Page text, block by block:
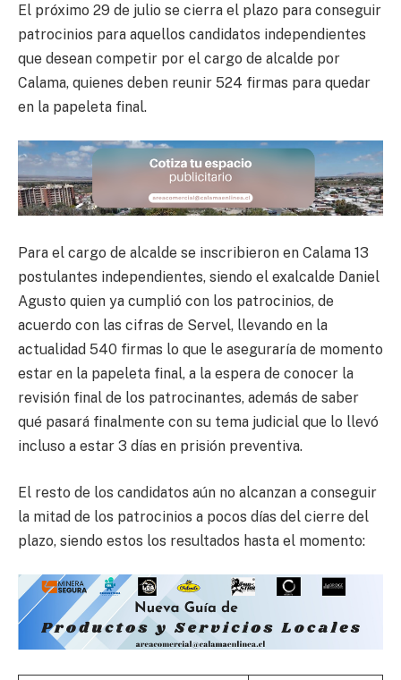
El próximo 29 de julio se cierra el plazo para conseguir
patrocinios para aquellos candidatos independientes
que desean competir por el cargo de alcalde por
Calama, quienes deben reunir 524 firmas para quedar
en la papeleta final.
Para el cargo de alcalde se inscribieron en Calama 13
postulantes independientes, siendo el exalcalde Daniel
Agusto quien ya cumplió con los patrocinios, de
acuerdo con las cifras de Servel, llevando en la
actualidad 540 firmas lo que le aseguraría de momento
estar en la papeleta final, a la espera de conocer la
revisión final de los patrocinantes, además de saber
qué pasará finalmente con su tema judicial que lo llevó
incluso a estar 3 días en prisión preventiva.
El resto de los candidatos aún no alcanzan a conseguir
la mitad de los patrocinios a pocos días del cierre del
plazo, siendo estos los resultados hasta el momento: